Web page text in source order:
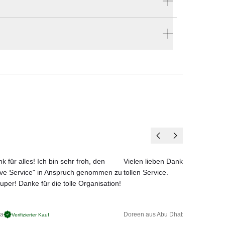
für alles! Ich bin sehr froh, den
Service" in Anspruch genommen zu
Danke für die tolle Organisation!
Verifizierter Kauf
Vielen lieben Dank für das
tollen Service.
Doreen aus Abu Dhabi